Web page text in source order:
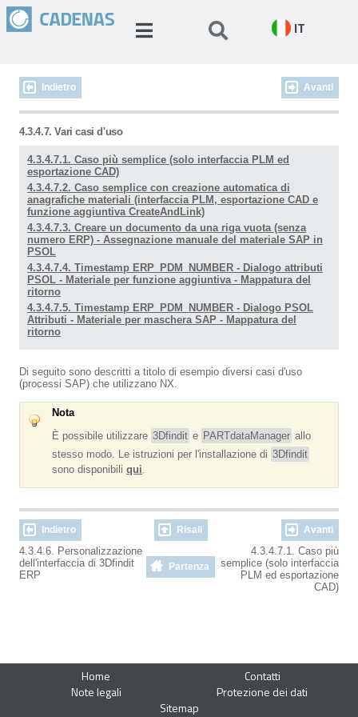
IT
Indietro Avanti
4.3.4.7. Vari casi d'uso
4.3.4.7.1. Caso più semplice (solo interfaccia PLM ed
esportazione CAD)
4.3.4.7.2. Caso semplice con creazione automatica di
anagrafiche materiali (interfaccia PLM, esportazione CAD e
funzione aggiuntiva CreateAndLink)
4.3.4.7.3. Creare un documento da una riga vuota (senza
numero ERP) - Assegnazione manuale del materiale SAP in
PSOL
4.3.4.7.4. Timestamp ERP_PDM_NUMBER - Dialogo attributi
PSOL - Materiale per funzione aggiuntiva - Mappatura del
ritorno
4.3.4.7.5. Timestamp ERP_PDM_NUMBER - Dialogo PSOL
Attributi - Materiale per maschera SAP - Mappatura del
ritorno
Di seguito sono descritti a titolo di esempio diversi casi d'uso
(processi SAP) che utilizzano NX.
Nota
È possibile utilizzare 3Dfindit e PARTdataManager allo
stesso modo. Le istruzioni per l'installazione di 3Dfindit
sono disponibili qui.
Indietro Risali Avanti
4.3.4.6. Personalizzazione
dell'interfaccia di 3Dfindit
ERP
Partenza
4.3.4.7.1. Caso più
semplice (solo interfaccia
PLM ed esportazione
CAD)
Home
Contatti
Note legali
Protezione dei dati
Sitemap